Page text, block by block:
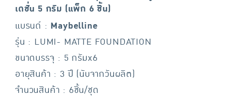
เดชั่น 5 กรัม (แพ็ก 6 ชิ้น)
แบรนด์ : Maybelline
รุ่น : LUMI- MATTE FOUNDATION
ขนาดบรรจุ : 5 กรัมx6
อายุสินค้า : 3 ปี (นับจากวันผลิต)
จำนวนสินค้า : 6ชิ้น/ชุด